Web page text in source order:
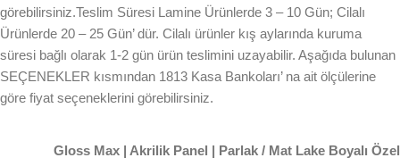
görebilirsiniz.Teslim Süresi Lamine Ürünlerde 3 – 10 Gün; Cilalı
Ürünlerde 20 – 25 Gün’ dür. Cilalı ürünler kış aylarında kuruma
süresi bağlı olarak 1-2 gün ürün teslimini uzayabilir. Aşağıda bulunan
SEÇENEKLER kısmından 1813 Kasa Bankoları’ na ait ölçülerine
göre fiyat seçeneklerini görebilirsiniz.
Gloss Max | Akrilik Panel | Parlak / Mat Lake Boyalı Özel